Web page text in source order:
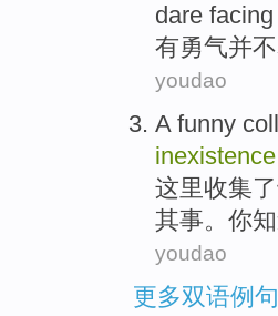
dare
有勇气并不
youdao
A funny
inexistence
这里收集
其事。你
youdao
更多双语例句